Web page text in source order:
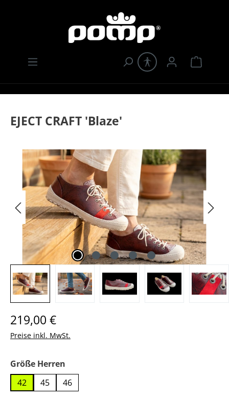
EJECT CRAFT 'Blaze'
Bildergalerie überspringen
Regulärer Preis:
219,00 €
Preise inkl. MwSt.
Größe Herren
42
45 46